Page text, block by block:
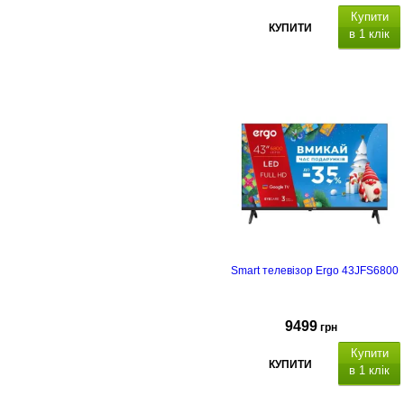
КУПИТИ
Купити
в 1 клік
Smart телевізор Ergo 43JFS6800
9499 грн
КУПИТИ
Купити
в 1 клік